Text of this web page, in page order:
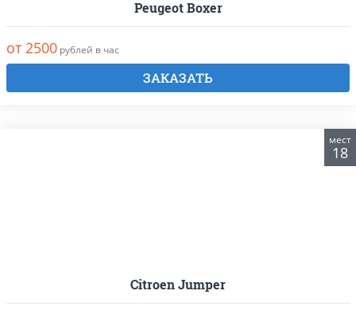
Peugeot Boxer
от 2500 рублей в час
ЗАКАЗАТЬ
мест
18
Citroen Jumper